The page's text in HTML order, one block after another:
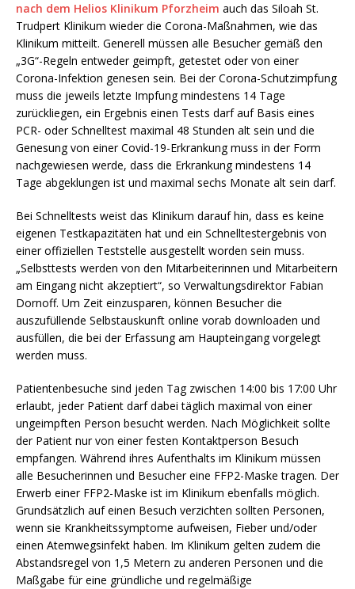
nach dem Helios Klinikum Pforzheim auch das Siloah St.
Trudpert Klinikum wieder die Corona-Maßnahmen, wie das
Klinikum mitteilt. Generell müssen alle Besucher gemäß den
„3G“-Regeln entweder geimpft, getestet oder von einer
Corona-Infektion genesen sein. Bei der Corona-Schutzimpfung
muss die jeweils letzte Impfung mindestens 14 Tage
zurückliegen, ein Ergebnis einen Tests darf auf Basis eines
PCR- oder Schnelltest maximal 48 Stunden alt sein und die
Genesung von einer Covid-19-Erkrankung muss in der Form
nachgewiesen werde, dass die Erkrankung mindestens 14
Tage abgeklungen ist und maximal sechs Monate alt sein darf.
Bei Schnelltests weist das Klinikum darauf hin, dass es keine
eigenen Testkapazitäten hat und ein Schnelltestergebnis von
einer offiziellen Teststelle ausgestellt worden sein muss.
„Selbsttests werden von den Mitarbeiterinnen und Mitarbeitern
am Eingang nicht akzeptiert“, so Verwaltungsdirektor Fabian
Dornoff. Um Zeit einzusparen, können Besucher die
auszufüllende Selbstauskunft online vorab downloaden und
ausfüllen, die bei der Erfassung am Haupteingang vorgelegt
werden muss.
Patientenbesuche sind jeden Tag zwischen 14:00 bis 17:00 Uhr
erlaubt, jeder Patient darf dabei täglich maximal von einer
ungeimpften Person besucht werden. Nach Möglichkeit sollte
der Patient nur von einer festen Kontaktperson Besuch
empfangen. Während ihres Aufenthalts im Klinikum müssen
alle Besucherinnen und Besucher eine FFP2-Maske tragen. Der
Erwerb einer FFP2-Maske ist im Klinikum ebenfalls möglich.
Grundsätzlich auf einen Besuch verzichten sollten Personen,
wenn sie Krankheitssymptome aufweisen, Fieber und/oder
einen Atemwegsinfekt haben. Im Klinikum gelten zudem die
Abstandsregel von 1,5 Metern zu anderen Personen und die
Maßgabe für eine gründliche und regelmäßige